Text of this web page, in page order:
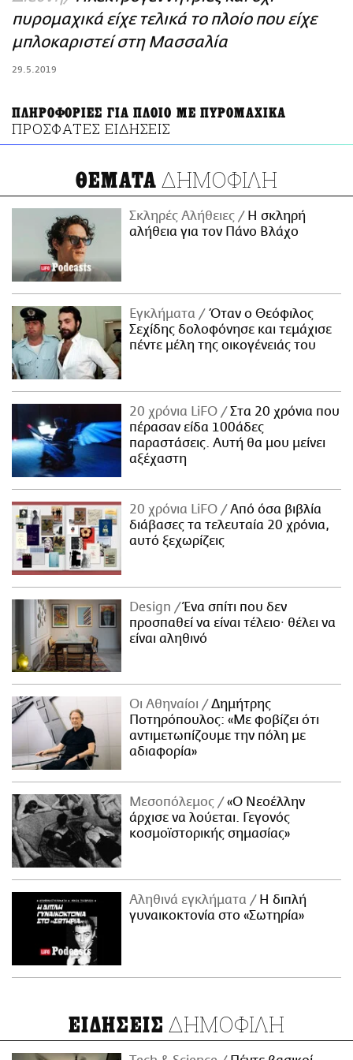
ΑΜΠΑ
PRINT
πυρομαχικά είχε τελικά το πλοίο που είχε
μπλοκαριστεί στη Μασσαλία
29.5.2019
ΠΛΗΡΟΦΟΡΙΕΣ ΓΙΑ ΠΛΟΙΟ ΜΕ ΠΥΡΟΜΑΧΙΚΑ
ΠΡΟΣΦΑΤΕΣ ΕΙΔΗΣΕΙΣ
ΘΕΜΑΤΑ ΔΗΜΟΦΙΛΗ
Σκληρές Αλήθειες
H σκληρή
αλήθεια για τον Πάνο Βλάχο
Εγκλήματα
Όταν ο Θεόφιλος
Σεχίδης δολοφόνησε και τεμάχισε
πέντε μέλη της οικογένειάς του
20 χρόνια LiFO
Στα 20 χρόνια που
πέρασαν είδα 100άδες
παραστάσεις. Αυτή θα μου μείνει
αξέχαστη
20 χρόνια LiFO
Από όσα βιβλία
διάβασες τα τελευταία 20 χρόνια,
αυτό ξεχωρίζεις
Design
Ένα σπίτι που δεν
προσπαθεί να είναι τέλειο· θέλει να
είναι αληθινό
Οι Αθηναίοι
Δημήτρης
Ποτηρόπουλος: «Με φοβίζει ότι
αντιμετωπίζουμε την πόλη με
αδιαφορία»
Μεσοπόλεμος
«Ο Νεοέλλην
άρχισε να λούεται. Γεγονός
κοσμοϊστορικής σημασίας»
Αληθινά εγκλήματα
Η διπλή
γυναικοκτονία στο «Σωτηρία»
ΕΙΔΗΣΕΙΣ ΔΗΜΟΦΙΛΗ